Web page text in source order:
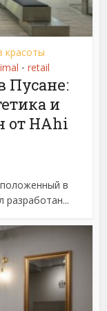
красоты
• retail
Пусане:
и
от HAhi
в